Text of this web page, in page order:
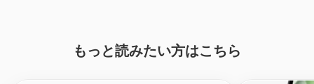
もっと読みたい方はこちら